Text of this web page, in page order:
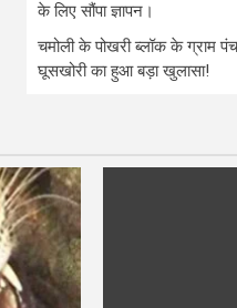
के लिए सौंपा ज्ञापन।
चमोली के पोखरी ब्लॉक के ग्राम
घूसखोरी का हुआ बड़ा खुलासा!